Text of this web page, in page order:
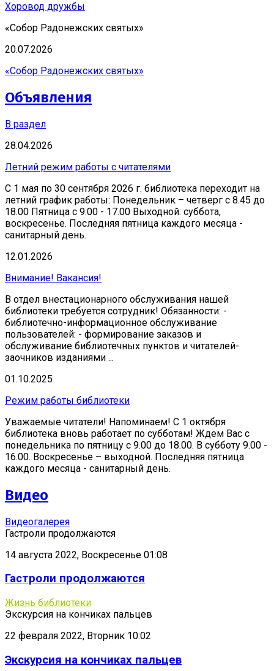
Хоровод дружбы
«Собор Радонежских святых»
20.07.2026
«Собор Радонежских святых»
Объявления
В раздел
28.04.2026
Летний режим работы с читателями
С 1 мая по 30 сентября 2026 г. библиотека переходит на
летний график работы: Понедельник – четверг с 8.45 до
18.00 Пятница с 9.00 - 17.00 Выходной: суббота,
воскресенье. Последняя пятница каждого месяца -
санитарный день.
12.01.2026
Внимание! Вакансия!
В отдел внестационарного обслуживания нашей
библиотеки требуется сотрудник! Обязанности: -
библиотечно-информационное обслуживание
пользователей: - формирование заказов и
обслуживание библиотечных пунктов и читателей-
заочников изданиями ...
01.10.2025
Режим работы библиотеки
Уважаемые читатели! Напоминаем! С 1 октября
библиотека вновь работает по субботам! Ждем Вас с
понедельника по пятницу с 9.00 до 18.00. В субботу 9.00 -
16.00. Воскресенье – выходной. Последняя пятница
каждого месяца - санитарный день.
Видео
Видеогалерея
Гастроли продолжаются
14 августа 2022, Воскресенье 01:08
Гастроли продолжаются
Жизнь библиотеки
Экскурсия на кончиках пальцев
22 февраля 2022, Вторник 10:02
Экскурсия на кончиках пальцев